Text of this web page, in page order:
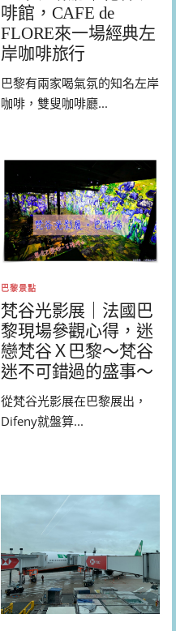
啡館，CAFE de
FLORE來一場經典左
岸咖啡旅行
巴黎有兩家喝氣氛的知名左岸
咖啡，雙叟咖啡廳...
巴黎景點
梵谷光影展｜法國巴
黎現場參觀心得，迷
戀梵谷Ｘ巴黎～梵谷
迷不可錯過的盛事～
從梵谷光影展在巴黎展出，
Difeny就盤算...